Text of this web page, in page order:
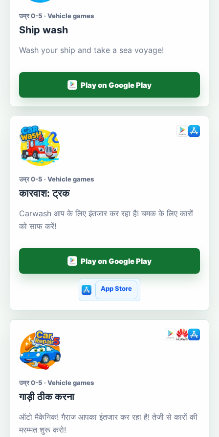
उम्र 0-5 · Vehicle games
Ship wash
Wash your ship and take a sea voyage!
Play on Google Play
उम्र 0-5 · Vehicle games
कारवाश: ट्रक
Carwash आप के लिए इंतजार कर रहा है! चमक के लिए कारों
को साफ करें!
Play on Google Play
App Store
उम्र 0-5 · Vehicle games
गाड़ी ठीक करना
ऑटो मैकेनिक! गैराज आपका इंतजार कर रहा है! तेजी से कारों की
मरम्मत शुरू करो!